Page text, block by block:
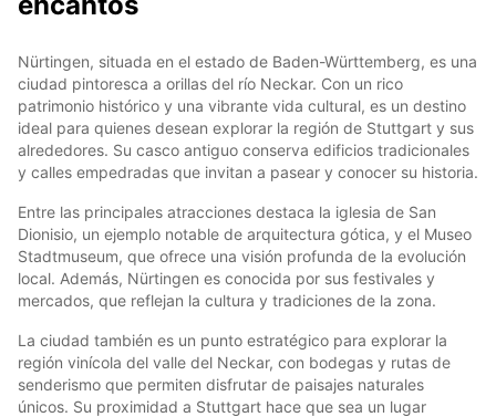
Nürtingen, situada en el estado de Baden-Württemberg, es una
ciudad pintoresca a orillas del río Neckar. Con un rico
patrimonio histórico y una vibrante vida cultural, es un destino
ideal para quienes desean explorar la región de Stuttgart y sus
alrededores. Su casco antiguo conserva edificios tradicionales
y calles empedradas que invitan a pasear y conocer su historia.
Entre las principales atracciones destaca la iglesia de San
Dionisio, un ejemplo notable de arquitectura gótica, y el Museo
Stadtmuseum, que ofrece una visión profunda de la evolución
local. Además, Nürtingen es conocida por sus festivales y
mercados, que reflejan la cultura y tradiciones de la zona.
La ciudad también es un punto estratégico para explorar la
región vinícola del valle del Neckar, con bodegas y rutas de
senderismo que permiten disfrutar de paisajes naturales
únicos. Su proximidad a Stuttgart hace que sea un lugar